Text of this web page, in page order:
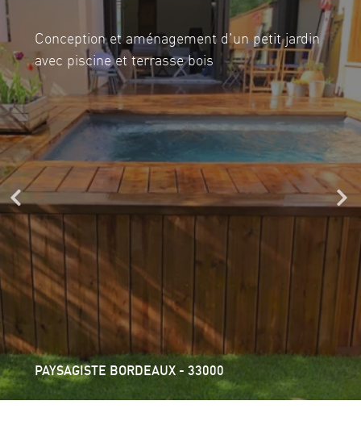
Conception et aménagement d'un petit jardin
avec piscine et terrasse bois
PAYSAGISTE BORDEAUX - 33000